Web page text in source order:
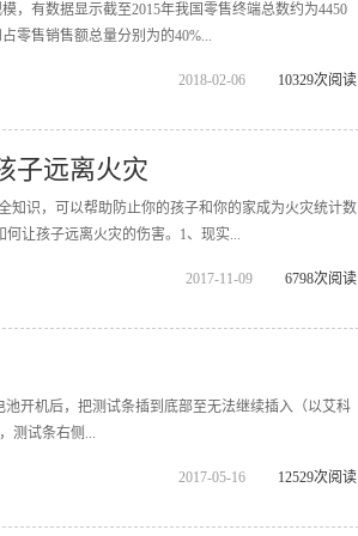
，有数据显示截至2015年我国零售终端总数约为4450
零售销售额总量分别为的40%...
2018-02-06 10329次阅读
子远离火灾
知识，可以帮助防止你的孩子和你的家成为火灾统计数
让孩子远离火灾的伤害。1、现实...
2017-11-09 6798次阅读
开机后，把测试条插到底部至无法继续插入（以艾科
测试条右侧...
2017-05-16 12529次阅读